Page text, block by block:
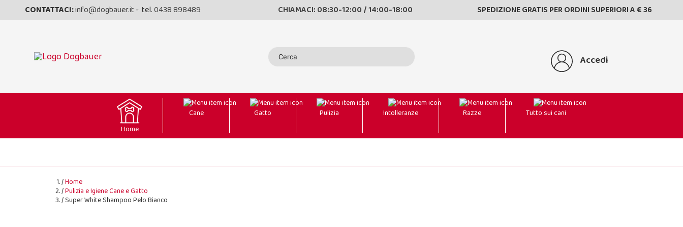
CONTATTACI:info@dogbauer.it - tel.0438 898489 CHIAMACI: 08:30-12:00 / 14:00-18:00 SPEDIZIONE GRATIS PER ORDINI SUPERIORI A € 36
Accedi
Home
Cane Gatto Pulizia Intolleranze Razze Tutto sui cani
Home
Pulizia e Igiene Cane e Gatto
Super White Shampoo Pelo Bianco